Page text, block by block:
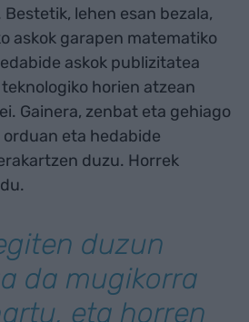
lehen esan bezala,
askok garapen matematiko
askok publizitatea
horien atzean
Gainera, zenbat eta gehiago
eta hedabide
duzu. Horrek
duzun
da mugikorra
eta horren